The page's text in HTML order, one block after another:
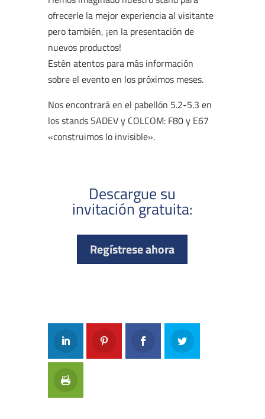
ofrecerle la mejor experiencia al visitante
pero también, ¡en la presentación de
nuevos productos!
Estén atentos para más información
sobre el evento en los próximos meses.
Nos encontrará en el pabellón 5.2-5.3 en
los stands SADEV y COLCOM: F80 y E67
«construimos lo invisible».
Descargue su
invitación gratuita:
Regístrese ahora